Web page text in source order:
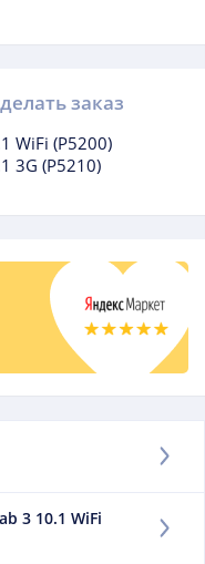
заказ
WiFi (P5200)
3G (P5210)
3 10.1 WiFi